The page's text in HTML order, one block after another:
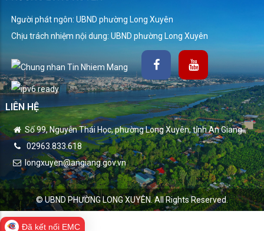
Người phát ngôn: UBND phường Long Xuyên
Chịu trách nhiệm nội dung: UBND phường Long Xuyên
LIÊN HỆ
Số 99, Nguyễn Thái Học, phường Long Xuyên, tỉnh An Giang.
02963.833.618
longxuyen@angiang.gov.vn
© UBND PHƯỜNG LONG XUYÊN. All Rights Reserved.
Đã kết nối EMC